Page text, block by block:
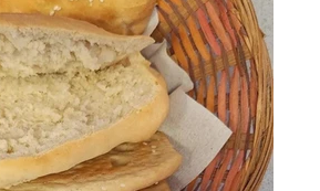
קינוחים אפיה
צמחוני טבעוני